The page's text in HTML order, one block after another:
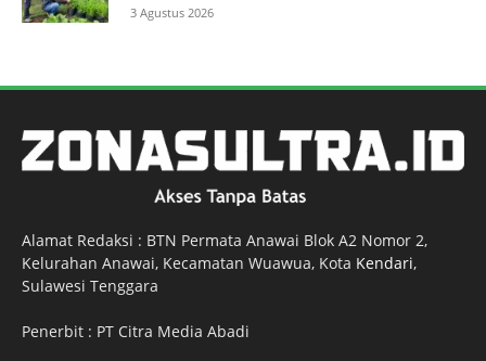
3 Agustus 2026
Alamat Redaksi : BTN Permata Anawai Blok A2 Nomor 2,
Kelurahan Anawai, Kecamatan Wuawua, Kota Kendari,
Sulawesi Tenggara
Penerbit : PT Citra Media Abadi